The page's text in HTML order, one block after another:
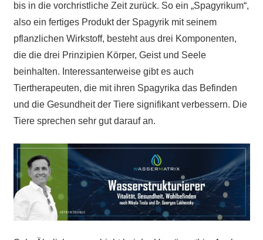
bis in die vorchristliche Zeit zurück. So ein „Spagyrikum“,
also ein fertiges Produkt der Spagyrik mit seinem
pflanzlichen Wirkstoff, besteht aus drei Komponenten,
die die drei Prinzipien Körper, Geist und Seele
beinhalten. Interessanterweise gibt es auch
Tiertherapeuten, die mit ihren Spagyrika das Befinden
und die Gesundheit der Tiere signifikant verbessern. Die
Tiere sprechen sehr gut darauf an.